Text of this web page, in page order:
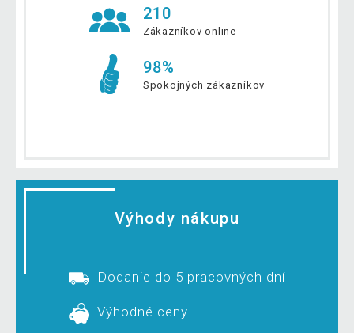
210
Zákazníkov online
98%
Spokojných zákazníkov
Výhody nákupu
Dodanie do 5 pracovných dní
Výhodné ceny